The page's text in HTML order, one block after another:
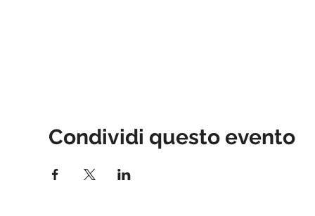
Condividi questo evento